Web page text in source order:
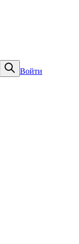
Войти